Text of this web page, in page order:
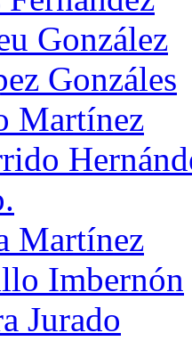
González
Gonzáles
Martínez
Martínez
Imbernón
Jurado